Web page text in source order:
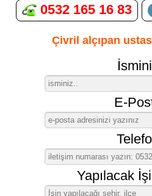
0532 165 16 83
Çivril alçıpan
E-
Yapılacak